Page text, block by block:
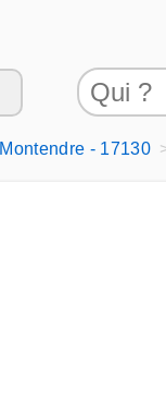
Montendre - 17130